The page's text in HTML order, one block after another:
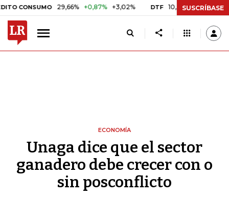
29,66% +0,87% +3,02% DTF 10,34% +0,10% +0,98%
SUSCRÍBASE
ECONOMÍA
Unaga dice que el sector
ganadero debe crecer con o
sin posconflicto